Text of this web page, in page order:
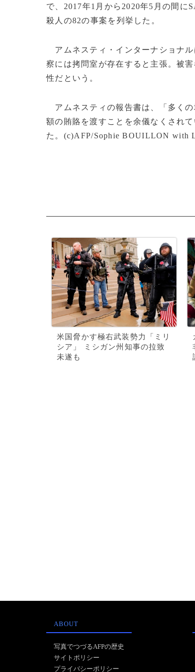
で、2017年1月から2020年5月の間に
殺人の82の事案を列挙した。
アムネスティ・インターナショナ
察には拷問室が存在すると主張。被
性だという。
アムネスティの報告書は、「多く
額の賄賂を渡すことを余儀なくされ
た。(c)AFP/Sophie BOUILLON with
米国脅かす極右武装勢力「ミリ
シア」 ミシガン州知事の拉致
未遂も
ABOUT
写真でつづるAFPの歴史
サイトポリシー
プライバシーポリシー